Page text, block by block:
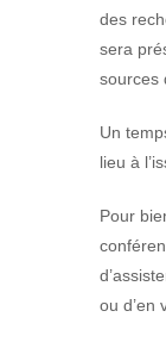
des
sera
sources
Un
lieu à
Pour
ou d’en